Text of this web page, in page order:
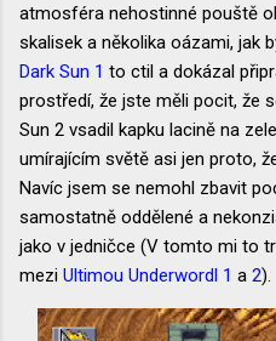
atmosféra nehostinné pouště
skalisek a několika oázami, jak
Dark Sun 1 to ctil a dokázal
prostředí, že jste měli pocit, že
Sun 2 vsadil kapku lacině na
umírajícím světě asi jen proto,
Navíc jsem se nemohl zbavit
samostatně oddělené a
jako v jedničce (V tomto mi to
mezi Ultimou Underwordl 1 a 2).